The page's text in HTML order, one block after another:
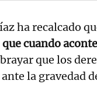
ha recalcado
cuando
que los
la gravedad